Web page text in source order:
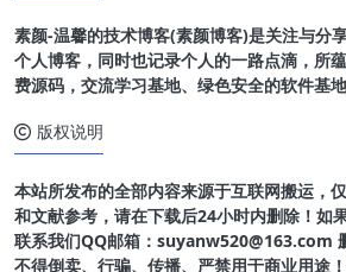
素颜-温馨的技术博客(素颜博客)是关注与分
个人博客，同时也记录个人的一路点滴，所
费源码，交流学习基地、绿色安全的软件基
版权说明
本站所发布的全部内容来源于互联网搬运，
和文献参考，请在下载后24小时内删除！如
联系我们QQ邮箱：suyanw520@163.com
不得倒卖、行骗、传播、严禁用于商业用途